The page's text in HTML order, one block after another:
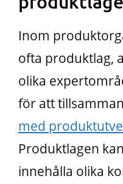
Inom
ofta produktlag,
olika
för att
med
Produktlagen
innehålla olika